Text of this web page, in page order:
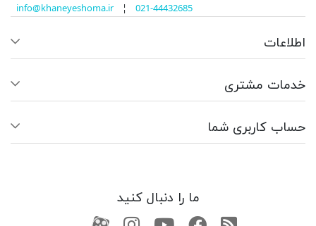
info@khaneyeshoma.ir¦ 021-44432685
اطلاعات
خدمات مشتری
حساب کاربری شما
ما را دنبال کنید